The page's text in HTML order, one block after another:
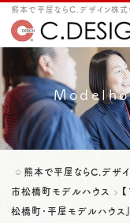
熊本で平屋ならC.デザ
市松橋町モデルハウス
松橋町･平屋モデルハウス